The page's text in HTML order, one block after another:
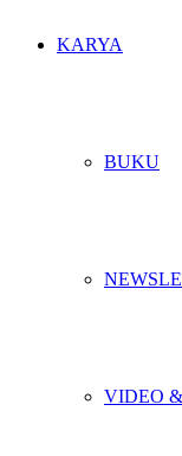
KARYA
BUKU
VIDEO